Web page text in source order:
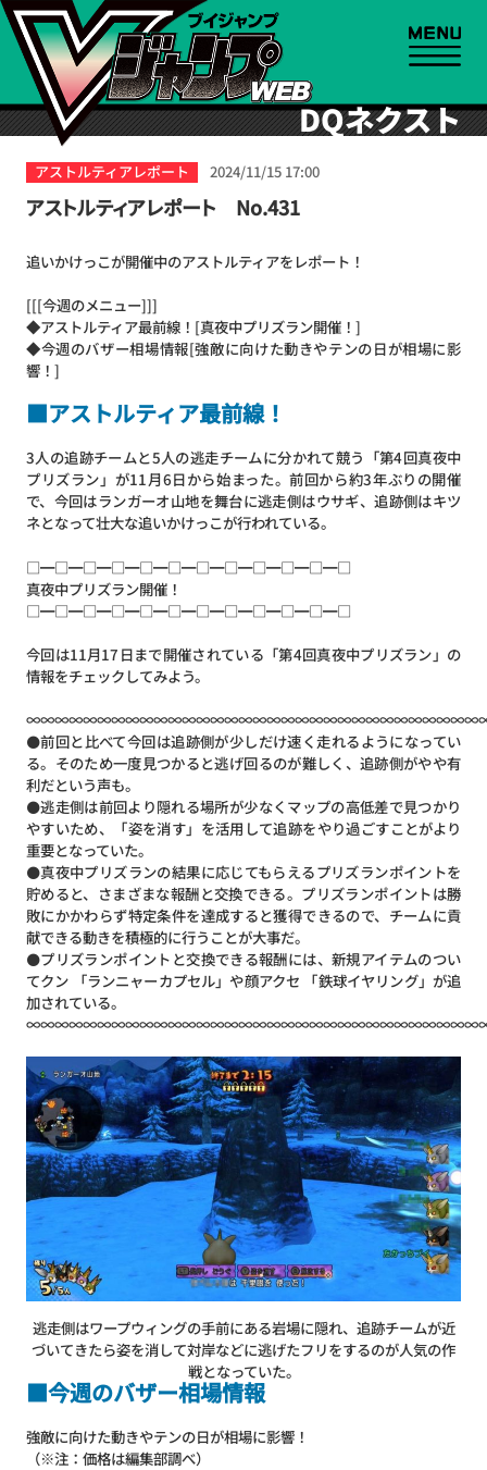
DQネクスト
アストルティアレポート 2024/11/15 17:00
アストルティアレポート No.431
追いかけっこが開催中のアストルティアをレポート！
[[[今週のメニュー]]]
◆アストルティア最前線！[真夜中プリズラン開催！]
◆今週のバザー相場情報[強敵に向けた動きやテンの日が相場に影
響！]
■アストルティア最前線！
3人の追跡チームと5人の逃走チームに分かれて競う「第4回真夜中
プリズラン」が11月6日から始まった。前回から約3年ぶりの開催
で、今回はランガーオ山地を舞台に逃走側はウサギ、追跡側はキツ
ネとなって壮大な追いかけっこが行われている。
□━□━□━□━□━□━□━□━□━□━□━□
真夜中プリズラン開催！
□━□━□━□━□━□━□━□━□━□━□━□
今回は11月17日まで開催されている「第4回真夜中プリズラン」の
情報をチェックしてみよう。
⚫前回と比べて今回は追跡側が少しだけ速く走れるようになってい
る。そのため一度見つかると逃げ回るのが難しく、追跡側がやや有
利だという声も。
⚫逃走側は前回より隠れる場所が少なくマップの高低差で見つかり
やすいため、「姿を消す」を活用して追跡をやり過ごすことがより
重要となっていた。
⚫真夜中プリズランの結果に応じてもらえるプリズランポイントを
貯めると、さまざまな報酬と交換できる。プリズランポイントは勝
敗にかかわらず特定条件を達成すると獲得できるので、チームに貢
献できる動きを積極的に行うことが大事だ。
⚫プリズランポイントと交換できる報酬には、新規アイテムのつい
てクン 「ランニャーカプセル」や顔アクセ 「鉄球イヤリング」が追
加されている。
逃走側はワープウィングの手前にある岩場に隠れ、追跡チームが近
づいてきたら姿を消して対岸などに逃げたフリをするのが人気の作
戦となっていた。
■今週のバザー相場情報
強敵に向けた動きやテンの日が相場に影響！
（※注：価格は編集部調べ）